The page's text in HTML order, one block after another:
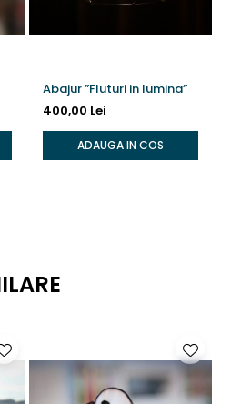
Abajur ”Fluturi in lumina”
400,00 Lei
ADAUGA IN COS